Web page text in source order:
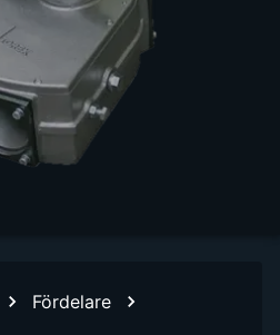
Fördelare